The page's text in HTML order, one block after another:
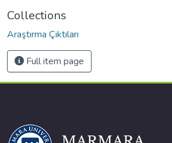
Collections
Araştırma Çıktıları
Full item page